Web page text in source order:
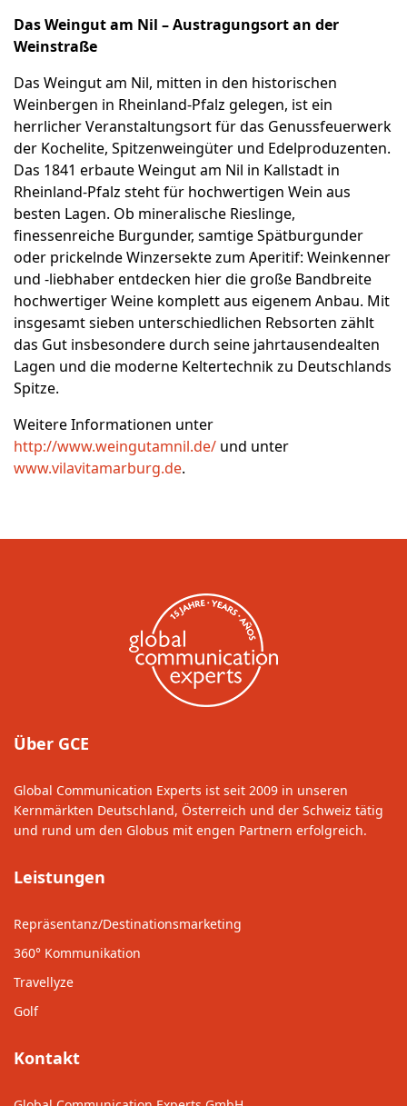
Das Weingut am Nil – Austragungsort an der
Weinstraße
Das Weingut am Nil, mitten in den historischen
Weinbergen in Rheinland-Pfalz gelegen, ist ein
herrlicher Veranstaltungsort für das Genussfeuerwerk
der Kochelite, Spitzenweingüter und Edelproduzenten.
Das 1841 erbaute Weingut am Nil in Kallstadt in
Rheinland-Pfalz steht für hochwertigen Wein aus
besten Lagen. Ob mineralische Rieslinge,
finessenreiche Burgunder, samtige Spätburgunder
oder prickelnde Winzersekte zum Aperitif: Weinkenner
und -liebhaber entdecken hier die große Bandbreite
hochwertiger Weine komplett aus eigenem Anbau. Mit
insgesamt sieben unterschiedlichen Rebsorten zählt
das Gut insbesondere durch seine jahrtausendealten
Lagen und die moderne Keltertechnik zu Deutschlands
Spitze.
Weitere Informationen unter
http://www.weingutamnil.de/ und unter
www.vilavitamarburg.de.
Über GCE
Global Communication Experts ist seit 2009 in unseren
Kernmärkten Deutschland, Österreich und der Schweiz tätig
und rund um den Globus mit engen Partnern erfolgreich.
Leistungen
Repräsentanz/Destinationsmarketing
360° Kommunikation
Travellyze
Golf
Kontakt